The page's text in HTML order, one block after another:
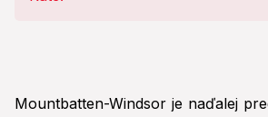
Mountbatten-Windsor je naďalej